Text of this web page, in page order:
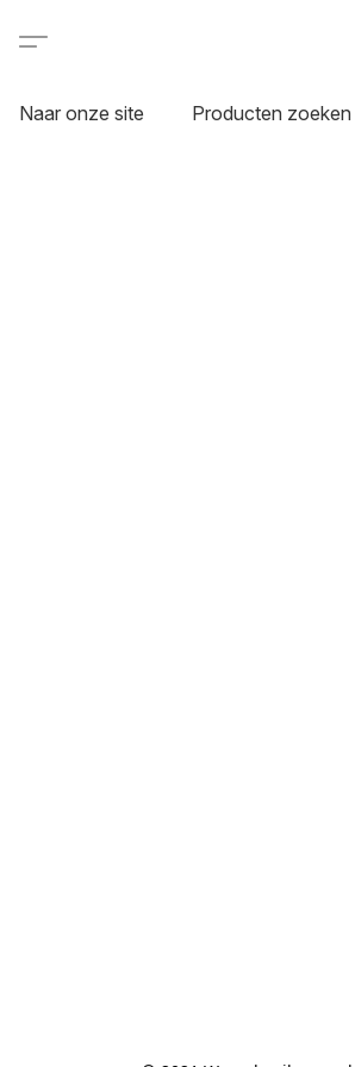
Naar onze site Producten zoeken